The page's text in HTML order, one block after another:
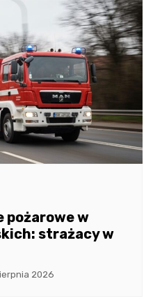
pożarowe w
strażacy w
2026